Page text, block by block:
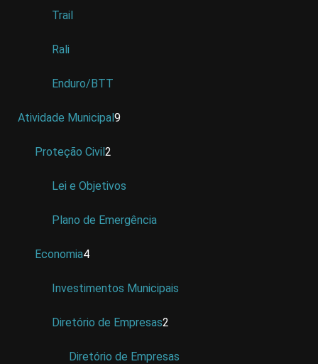
Trail
Rali
Enduro/BTT
Atividade Municipal9
Proteção Civil2
Lei e Objetivos
Plano de Emergência
Economia4
Investimentos Municipais
Diretório de Empresas2
Diretório de Empresas